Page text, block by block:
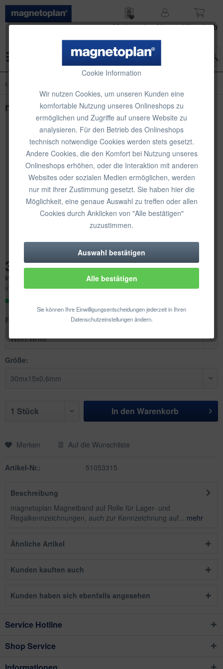
Merk­zettel
Mein
Waren­korb
Cookie Information
Wir nutzen Cookies, um unseren Kunden eine
komfortable Nutzung unseres Onlineshops zu
ermöglichen und Zugriffe auf unsere Website zu
analysieren. Für den Betrieb des Onlineshops
technisch notwendige Cookies werden stets gesetzt.
Andere Cookies, die den Komfort bei Nutzung unseres
Onlineshops erhöhen, oder die Interaktion mit anderen
Websites oder sozialen Medien ermöglichen, werden
nur mit ihrer Zustimmung gesetzt. Sie haben hier die
Möglichkeit, eine genaue Auswahl zu treffen oder allen
Cookies durch Anklicken von "Alle bestätigen"
zuzustimmen.
Technisch erforderlich
Komfortfunktionen
Auswahl bestätigen
Alle bestätigen
Sie können Ihre Einwilligungsentscheidungen jederzeit in Ihren
Datenschutzeinstellungen ändern.
magnetoplan Magnetband, weiß
32,13 € *
Inhalt:
inkl. MwSt.zzgl. Versandkosten
Farbe:
Größe:
In den Warenkorb
Merken Auf die Wunschliste
Artikel-Nr.: 51053315
Beschreibung
magnetoplan Magnetband auf Rolle für Lager- und
Regalkennzeichnungen, auch zur Kennzeichnung auf... mehr
Ähnliche Artikel
Kunden kauften auch
Kunden haben sich ebenfalls angesehen
Service Hotline
Shop Service